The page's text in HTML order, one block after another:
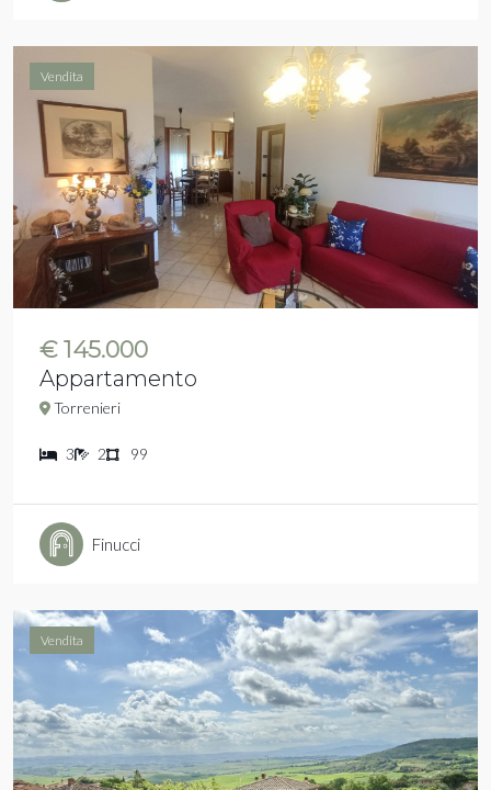
Vendita
€ 145.000
Appartamento
Torrenieri
3 2 99
Finucci
Vendita